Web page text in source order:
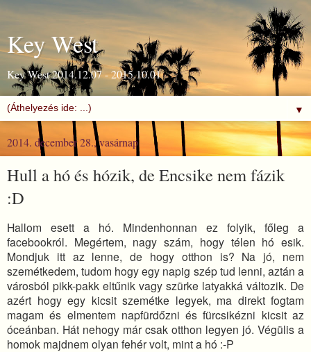
Key West
Key West 2014.12.07 - 2015.10.01
▼
2014. december 28., vasárnap
Hull a hó és hózik, de Encsike nem fázik
:D
Hallom esett a hó. Mindenhonnan ez folyik, főleg a
facebookról. Megértem, nagy szám, hogy télen hó esik.
Mondjuk itt az lenne, de hogy otthon is? Na jó, nem
szemétkedem, tudom hogy egy napig szép tud lenni, aztán a
városból pikk-pakk eltűnik vagy szürke latyakká változik. De
azért hogy egy kicsit szemétke legyek, ma direkt fogtam
magam és elmentem napfürdőzni és fürcsikézni kicsit az
óceánban. Hát nehogy már csak otthon legyen jó. Végülis a
homok majdnem olyan fehér volt, mint a hó :-P